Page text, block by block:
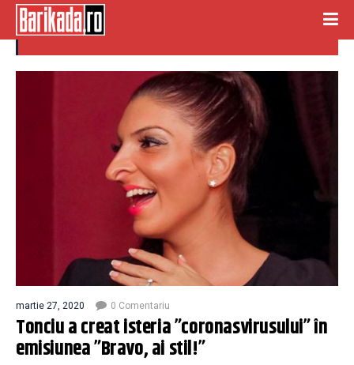
coronasvirus
martie 27, 2020 0 Comentariu
Tonciu a creat isteria ”coronasvirusului” în
emisiunea ”Bravo, ai stil!”